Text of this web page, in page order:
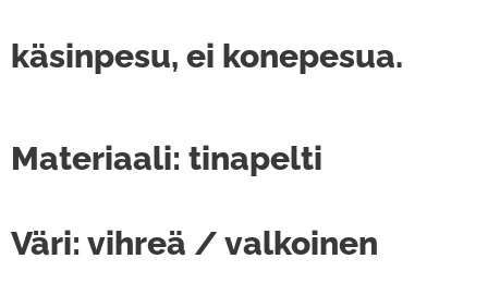
käsinpesu, ei konepesua.
Materiaali: tinapelti
Väri: vihreä / valkoinen